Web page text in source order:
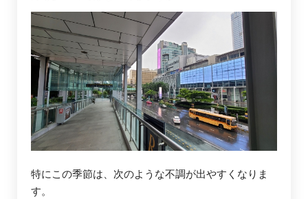
特にこの季節は、次のような不調が出やすくなりま
す。